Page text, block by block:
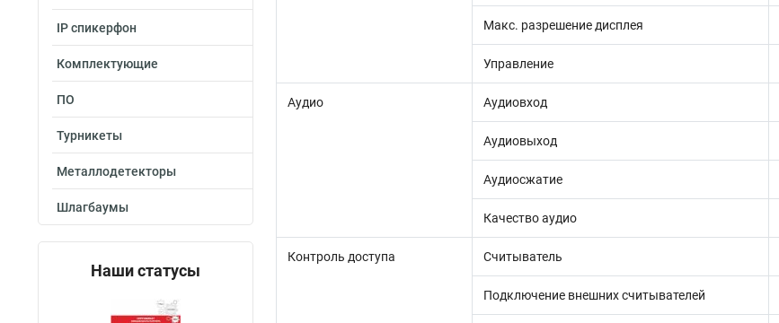
IP спикерфон
Комплектующие
ПО
Турникеты
Металлодетекторы
Шлагбаумы
Наши статусы
Макс. разрешение дисплея
Управление
Аудио Аудиовход
Аудиовыход
Аудиосжатие
Качество аудио
Контроль доступа Считыватель
Подключение внешних считывателей